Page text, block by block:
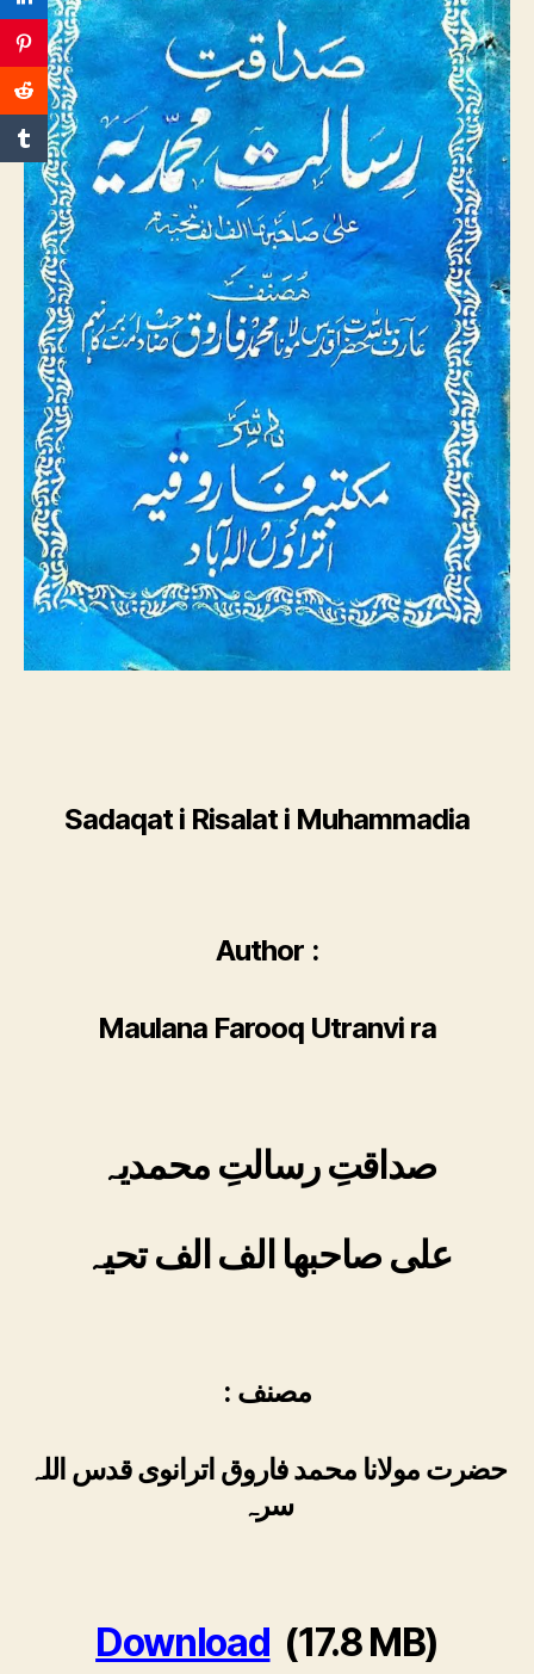
Sadaqat i Risalat i Muhammadia
Author :
Maulana Farooq Utranvi ra
صداقتِ رسالتِ محمدیہ
علی صاحبھا الف الف تحیہ
: مصنف
حضرت مولانا محمد فاروق اترانوی قدس اللہ
سرہ
Download (17.8 MB)